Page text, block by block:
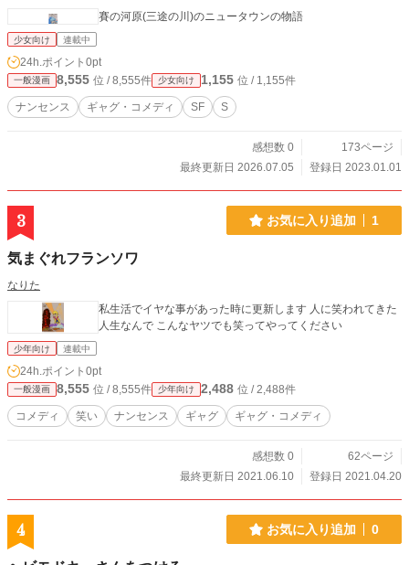
賽の河原(三途の川)のニュータウンの物語
少女向け 連載中
24h.ポイント 0pt
一般漫画 8,555 位 / 8,555件 少女向け 1,155 位 / 1,155件
ナンセンス ギャグ・コメディ SF S
感想数 0
173ページ
最終更新日 2026.07.05
登録日 2023.01.01
3 お気に入り追加 1
気まぐれフランソワ
なりた
私生活でイヤな事があった時に更新します 人に笑われてきた
人生なんで こんなヤツでも笑ってやってください
少年向け 連載中
24h.ポイント 0pt
一般漫画 8,555 位 / 8,555件 少年向け 2,488 位 / 2,488件
コメディ 笑い ナンセンス ギャグ ギャグ・コメディ
感想数 0
62ページ
最終更新日 2021.06.10
登録日 2021.04.20
4 お気に入り追加 0